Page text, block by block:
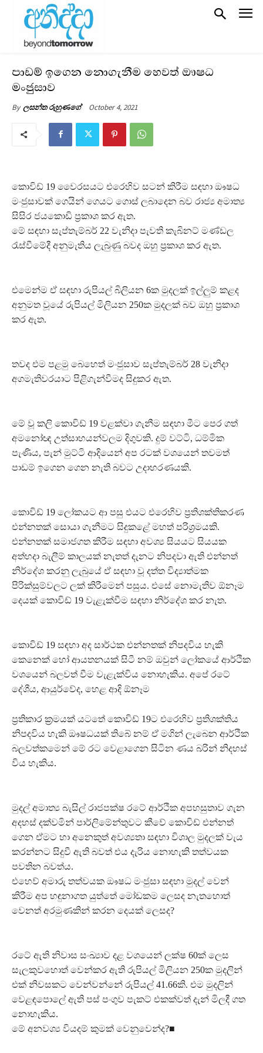
පාඩම් ඉගෙන නොගැනීම හෙවත් ඖෂධ
මංජුසාව
By ලසන්ත රුහුණගේ October 4, 2021
කොවිඩ් 19 වෛරසයට එරෙහිව සටන් කිරීම සඳහා ඖෂධ
මංජුසාවක් ගෙයින් ගෙයට ගොස් ලබාදෙන බව රාජ්‍ය අමාත්‍ය
සිසිර ජයකොඩි ප්‍රකාශ කර ඇත.
මේ සඳහා සැප්තැම්බර් 22 වැනිදා පැවති කැබිනට් මණ්ඩල
රැස්වීමේදී අනුමැතිය ලැබුණු බවද ඔහු ප්‍රකාශ කර ඇත.
එමෙන්ම ඒ සඳහා රුපියල් බිලියන 6ක මුදලක් ඉල්ලුම් කළද
අනුමත වූයේ රුපියල් මිලියන 250ක මුදලක් බව ඔහු ප්‍රකාශ
කර ඇත.
තවද එම පළමු බෙහෙත් මංජුසාව සැප්තැම්බර් 28 වැනිදා
අගමැතිවරයාට පිළිගැන්වීමද සිදුකර ඇත.
මේ වූ කලි කොවිඩ් 19 වළක්වා ගැනීම සඳහා මීට පෙර ගත්
අමනෝඥ උත්සාහයන්වලම දිගුවකි. දුම් වට්ටි, ධම්මික
පැණිය, පැන් මුට්ටි ආදියෙන් අප රටක් වශයෙන් තවමත්
පාඩම් ඉගෙන ගෙන නැති බවට උදාහරණයකි.
කොවිඩ් 19 ලෝකයට ආ පසු එයට එරෙහිව ප්‍රතිශක්තිකරණ
එන්නතක් සොයා ගැනීමට සිදුකළේ මහත් පරිශ්‍රමයකි.
එන්නතක් සමාජගත කිරීම සඳහා අවශ්‍ය සියයට සියයක
අත්හදා බැලීම් කාලයක් නැතත් දැනට නිපදවා ඇති එන්නත්
නිර්දේශ කරනු ලැබුයේ ඒ සඳහා වූ දත්ත විද්‍යාත්මක
පිරික්සුම්වලට ලක් කිරීමෙන් පසුය. එසේ නොමැතිව ඕනෑම
දෙයක් කොවිඩ් 19 වැළැක්වීම සඳහා නිර්දේශ කර නැත.
කොවිඩ් 19 සඳහා අද සාර්ථක එන්නතක් නිපදවිය හැකි
කෙනෙක් හෝ ආයතනයක් සිටී නම් ඔවුන් ලෝකයේ ආර්ථික
වශයෙන් බලවත් වීම වැළැක්විය නොහැකිය. අපේ රටේ
දේශීය, ආයුර්වේද, හෙළ ආදි ඕනෑම
ප්‍රතිකාර ක්‍රමයක් යටතේ කොවිඩ් 19ට එරෙහිව ප්‍රතිශක්තිය
නිපදවිය හැකි ඖෂධයක් තිබේ නම් ඒ මගින් ලැබෙන ආර්ථික
බලවත්කමෙන් මේ රට වෙළාගෙන සිටින ණය බරින් නිදහස්
විය හැකිය.
මුදල් අමාත්‍ය බැසිල් රාජපක්ෂ රටේ ආර්ථික අපහසුතාව ගැන
අදහස් දක්වමින් පාර්ලිමේන්තුවට කීවේ කොවිඩ් එන්නත්
ගෙන ඒමට හා අනෙකුත් අවශ්‍යතා සඳහා විශාල මුදලක් වැය
කරන්නට සිදුවී ඇති බවත් එය දැරිය නොහැකි තත්වයක
පවතින බවත්ය.
එහෙව් අමාරු තත්වයක ඖෂධ මංජුසා සඳහා මුදල් වෙන්
කිරීම අප හඳුනාගත යුත්තේ මෝඩකම ලෙසද නැතහොත්
වෙනත් අරමුණකින් කරන දෙයක් ලෙසද?
රටේ ඇති නිවාස සංඛ්‍යාව දළ වශයෙන් ලක්ෂ 60ක් ලෙස
සැලකුවහොත් වෙන්කර ඇති රුපියල් මිලියන 250ක මුදලින්
එක් නිවසකට වෙන්වන්නේ රුපියල් 41.66කි. එම මුදලින්
වෙළඳපොලේ ඇති පස් පංගුව පැකට් එකක්වත් දැන් මිලදී ගත
නොහැකිය.
මේ අනවශ්‍ය වියදම් කුමක් වෙනුවෙන්ද?■